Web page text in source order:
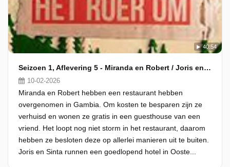
40:54
Seizoen 1, Aflevering 5 - Miranda en Robert / Joris en Sinta
10-02-2026
Miranda en Robert hebben een restaurant hebben
overgenomen in Gambia. Om kosten te besparen zijn ze
verhuisd en wonen ze gratis in een guesthouse van een
vriend. Het loopt nog niet storm in het restaurant, daarom
hebben ze besloten deze op allerlei manieren uit te buiten.
Joris en Sinta runnen een goedlopend hotel in Ooste...